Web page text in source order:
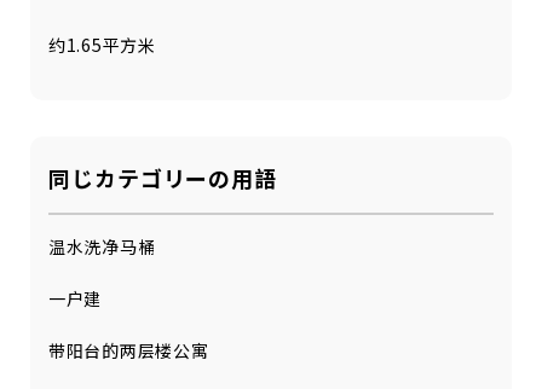
约1.65平方米
同じカテゴリーの用語
温水洗净马桶
一户建
带阳台的两层楼公寓